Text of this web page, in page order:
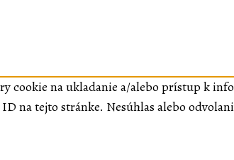
cookie na ukladanie a/alebo prístup k
na tejto stránke. Nesúhlas alebo